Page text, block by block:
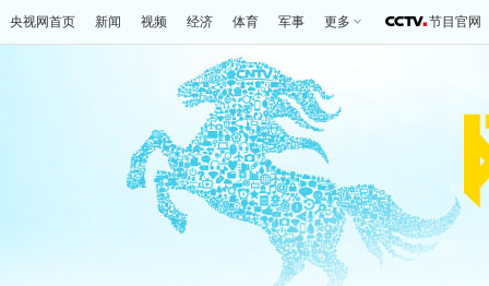
央视网首页 新闻 视频 经济 体育 军事 更多 节目官网